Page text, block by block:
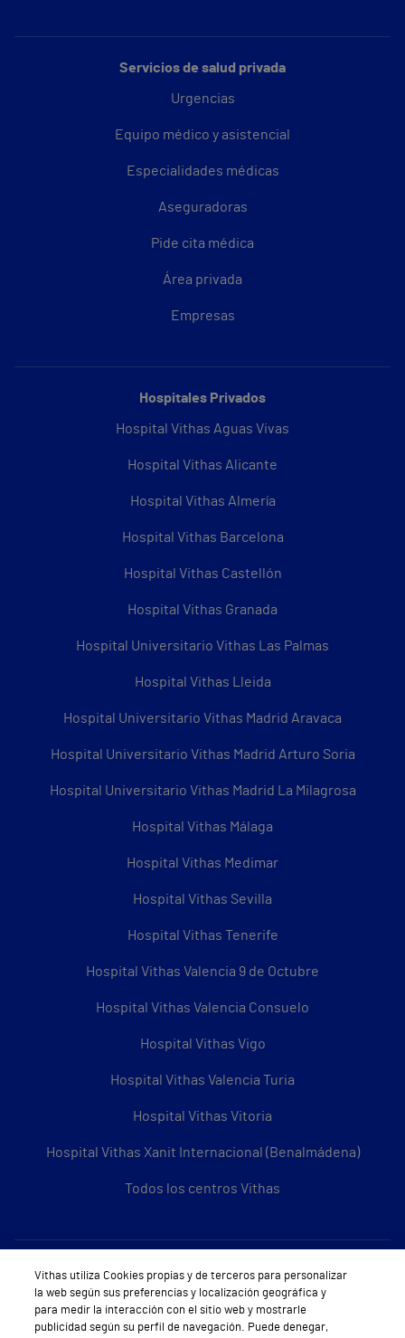
Servicios de salud privada
Urgencias
Equipo médico y asistencial
Especialidades médicas
Aseguradoras
Pide cita médica
Área privada
Empresas
Hospitales Privados
Hospital Vithas Aguas Vivas
Hospital Vithas Alicante
Hospital Vithas Almería
Hospital Vithas Barcelona
Hospital Vithas Castellón
Hospital Vithas Granada
Hospital Universitario Vithas Las Palmas
Hospital Vithas Lleida
Hospital Universitario Vithas Madrid Aravaca
Hospital Universitario Vithas Madrid Arturo Soria
Hospital Universitario Vithas Madrid La Milagrosa
Hospital Vithas Málaga
Hospital Vithas Medimar
Hospital Vithas Sevilla
Hospital Vithas Tenerife
Hospital Vithas Valencia 9 de Octubre
Hospital Vithas Valencia Consuelo
Hospital Vithas Vigo
Hospital Vithas Valencia Turia
Hospital Vithas Vitoria
Hospital Vithas Xanit Internacional (Benalmádena)
Todos los centros Vithas
Sobre Vithas
Quiénes somos
Vithas utiliza Cookies propias y de terceros para personalizar
la web según sus preferencias y localización geográfica y
para medir la interacción con el sitio web y mostrarle
publicidad según su perfil de navegación. Puede denegar,